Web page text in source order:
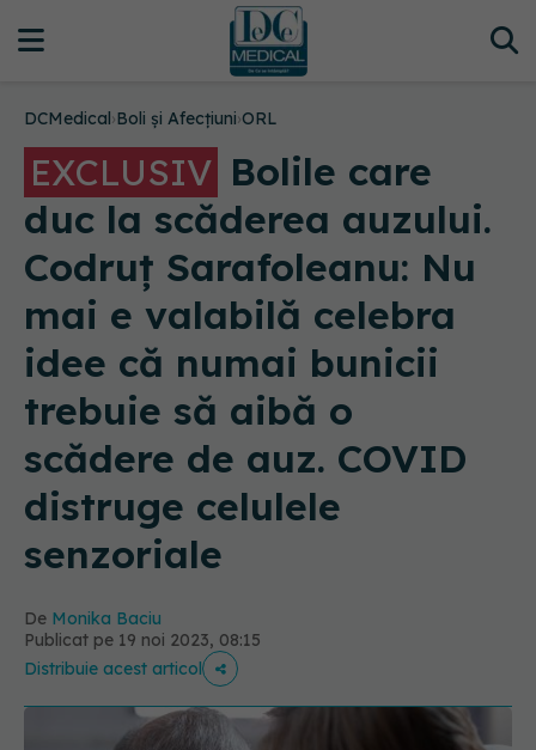
DCMedical›Boli și Afecțiuni›ORL
EXCLUSIV Bolile care
duc la scăderea auzului.
Codruț Sarafoleanu: Nu
mai e valabilă celebra
idee că numai bunicii
trebuie să aibă o
scădere de auz. COVID
distruge celulele
senzoriale
De Monika Baciu
Publicat pe 19 noi 2023, 08:15
Distribuie acest articol